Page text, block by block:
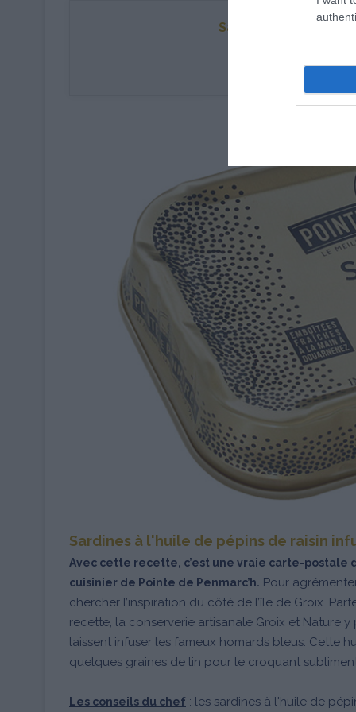
Sardines à
Poids net
Sardines à l'huile de pépins de raisin
Avec cette recette, c’est une vraie carte-
cuisinier de Pointe de Penmarc’h. Pour
chercher l’inspiration du côté de l’île de Groix.
recette, la conserverie artisanale Groix et Nature
laissent infuser les fameux homards bleus. Cette
quelques graines de lin pour le croquant
Les conseils du chef : les sardines à l'huile de